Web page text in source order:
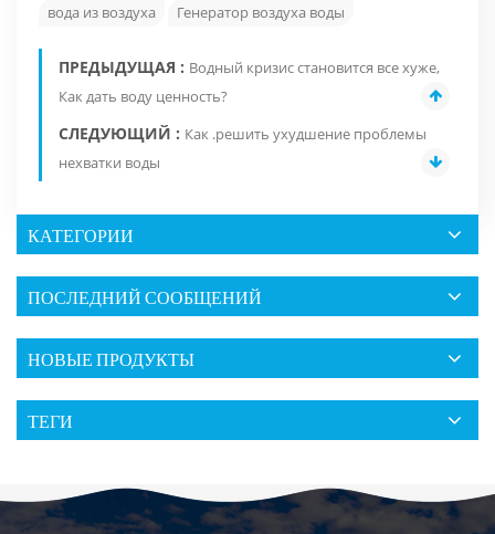
вода из воздуха
Генератор воздуха воды
ПРЕДЫДУЩАЯ : Водный кризис становится все хуже,
Как дать воду ценность?
СЛЕДУЮЩИЙ : Как .решить ухудшение проблемы
нехватки воды
КАТЕГОРИИ
ПОСЛЕДНИЙ СООБЩЕНИЙ
НОВЫЕ ПРОДУКТЫ
ТЕГИ